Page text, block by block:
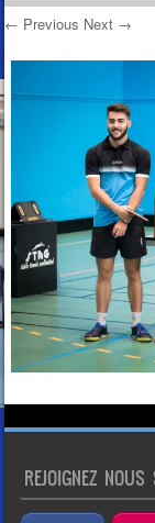
← Previous Next →
REJOIGNEZ